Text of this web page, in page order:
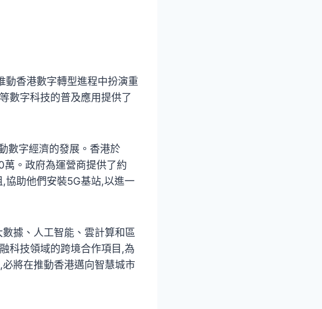
動香港數字轉型進程中扮演重
數字科技的普及應用提供了
數字經濟的發展。香港於
。政府為運營商提供了約
協助他們安裝5G基站,以進一
據、人工智能、雲計算和區
科技領域的跨境合作項目,為
將在推動香港邁向智慧城市